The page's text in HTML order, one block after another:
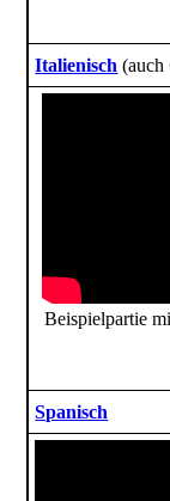
Italienisch (auch
Beispielpartie
Spanisch